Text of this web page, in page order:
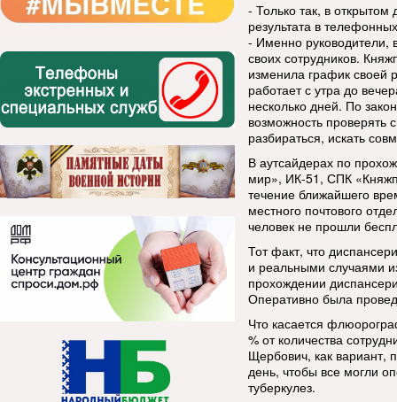
- Только так, в
результата в
- Именно руководители,
своих сотрудников.
изменила график своей
работает с утра до
несколько дней. По
возможность проверять
разбираться, искать
В аутсайдерах по
мир», ИК-51, СПК
течение ближайшего
местного почтового
человек не прошли
Тот факт, что
и реальными случаями
прохождении
Оперативно была
Что касается
% от количества
Щербович, как вариант,
день, чтобы все могли
туберкулез.